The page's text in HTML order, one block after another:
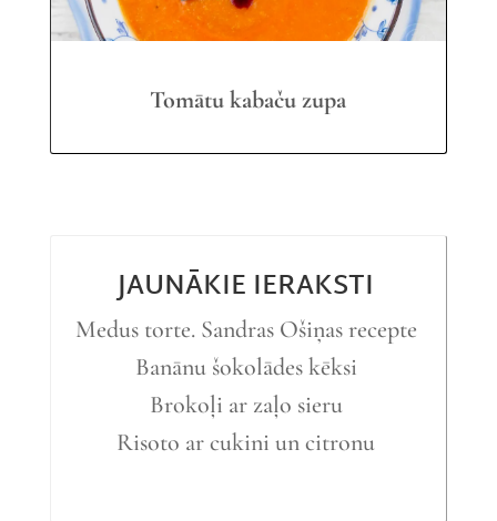
Tomātu kabaču zupa
JAUNĀKIE IERAKSTI
Medus torte. Sandras Ošiņas recepte
Banānu šokolādes kēksi
Brokoļi ar zaļo sieru
Risoto ar cukini un citronu